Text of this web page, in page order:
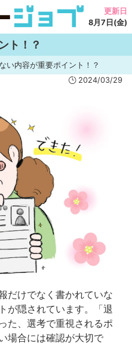
更新日
8月7日(金)
ト！？
い内容が重要ポイント！？
2024/03/29
だけでなく書かれていな
が隠されています。「退
た、選考で重視されるポ
場合には確認が大切で